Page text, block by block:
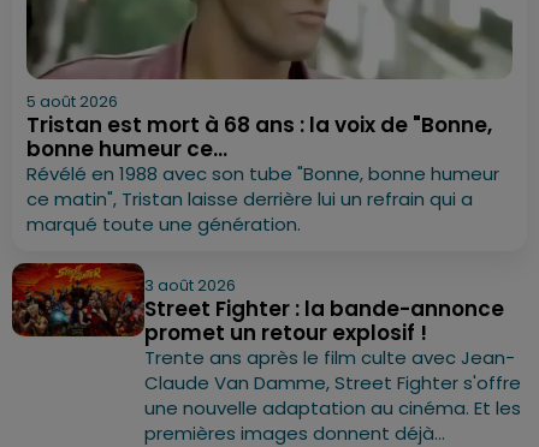
5 août 2026
Tristan est mort à 68 ans : la voix de "Bonne,
bonne humeur ce...
Révélé en 1988 avec son tube "Bonne, bonne humeur
ce matin", Tristan laisse derrière lui un refrain qui a
marqué toute une génération.
3 août 2026
Street Fighter : la bande-annonce
promet un retour explosif !
Trente ans après le film culte avec Jean-
Claude Van Damme, Street Fighter s'offre
une nouvelle adaptation au cinéma. Et les
premières images donnent déjà...